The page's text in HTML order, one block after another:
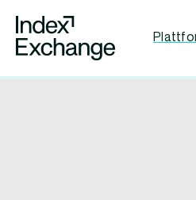
Index Exchange Home